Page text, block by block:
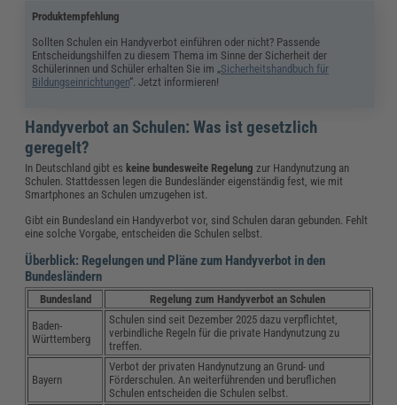
Produktempfehlung
Sollten Schulen ein Handyverbot einführen oder nicht? Passende
Entscheidungshilfen zu diesem Thema im Sinne der Sicherheit der
Schülerinnen und Schüler erhalten Sie im „Sicherheitshandbuch für
Bildungseinrichtungen“. Jetzt informieren!
Handyverbot an Schulen: Was ist gesetzlich
geregelt?
In Deutschland gibt eskeine bundesweite Regelung zur Handynutzung an
Schulen. Stattdessen legen die Bundesländer eigenständig fest, wie mit
Smartphones an Schulen umzugehen ist.
Gibt ein Bundesland ein Handyverbot vor, sind Schulen daran gebunden. Fehlt
eine solche Vorgabe, entscheiden die Schulen selbst.
Überblick: Regelungen und Pläne zum Handyverbot in den
Bundesländern
Bundesland
Regelung zum Handyverbot an Schulen
Baden-
Württemberg
Schulen sind seit Dezember 2025 dazu verpflichtet,
verbindliche Regeln für die private Handynutzung zu
treffen.
Bayern
Verbot der privaten Handynutzung an Grund- und
Förderschulen. An weiterführenden und beruflichen
Schulen entscheiden die Schulen selbst.